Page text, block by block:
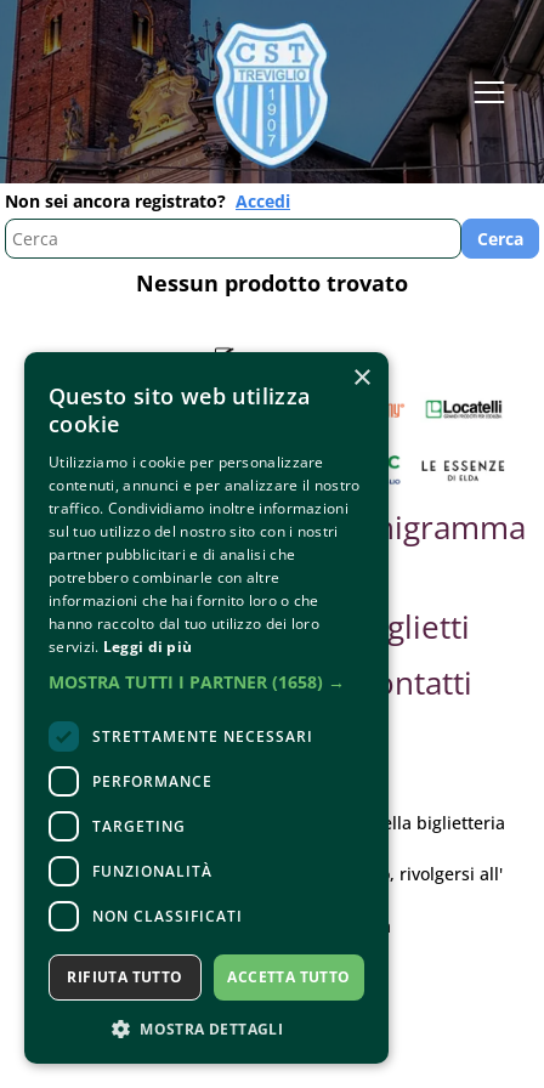
Non sei ancora registrato? Accedi
Nessun prodotto trovato
Partner &
Sponsor
Organigramma
Safe Guarding
Biglietti
Contatti
Per informazioni e supporto all'acquisto della biglietteria
Per informazioni sul programma e l'evento, rivolgersi all'
Dichiarazione di accessibilità
×
Questo sito web utilizza
cookie
Utilizziamo i cookie per personalizzare
contenuti, annunci e per analizzare il nostro
traffico. Condividiamo inoltre informazioni
sul tuo utilizzo del nostro sito con i nostri
partner pubblicitari e di analisi che
potrebbero combinarle con altre
informazioni che hai fornito loro o che
hanno raccolto dal tuo utilizzo dei loro
servizi. Leggi di più
MOSTRA TUTTI I PARTNER (1658) →
STRETTAMENTE NECESSARI
PERFORMANCE
TARGETING
FUNZIONALITÀ
NON CLASSIFICATI
ACCETTA TUTTO
RIFIUTA TUTTO
MOSTRA DETTAGLI